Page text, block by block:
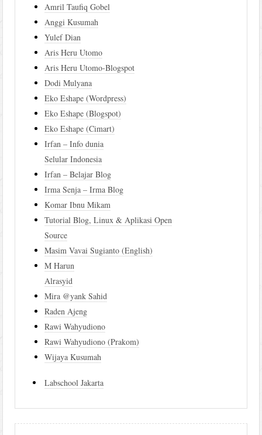
Amril Taufiq Gobel
Anggi Kusumah
Yulef Dian
Aris Heru Utomo
Aris Heru Utomo-Blogspot
Dodi Mulyana
Eko Eshape (Wordpress)
Eko Eshape (Blogspot)
Eko Eshape (Cimart)
Irfan – Info dunia
Selular Indonesia
Irfan – Belajar Blog
Irma Senja – Irma Blog
Komar Ibnu Mikam
Tutorial Blog, Linux & Aplikasi Open
Source
Masim Vavai Sugianto (English)
M Harun
Alrasyid
Mira @yank Sahid
Raden Ajeng
Rawi Wahyudiono
Rawi Wahyudiono (Prakom)
Wijaya Kusumah
Labschool Jakarta